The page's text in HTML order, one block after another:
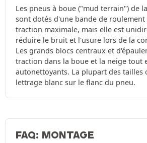
Les pneus à boue ("mud terrain") de
sont dotés d'une bande de
traction maximale, mais elle est
réduire le bruit et l'usure lors de la
Les grands blocs centraux et
traction dans la boue et la neige tout
autonettoyants. La plupart des tailles
lettrage blanc sur le flanc du pneu.
FAQ: MONTAGE